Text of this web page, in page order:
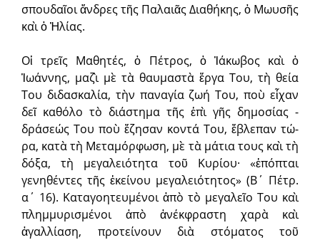
σπουδαῖοι ἄνδρες τῆς Παλαιᾶς Διαθήκης, ὁ Μωυσῆς
καὶ ὁ Ἠλίας.
Οἱ τρεῖς Μαθητές, ὁ Πέτρος, ὁ Ἰάκωβος καὶ ὁ
Ἰωάννης, μαζὶ μὲ τὰ θαυμαστὰ ἔργα Του, τὴ θεία
Του διδασκαλία, τὴν παναγία ζωή Του, ποὺ εἶχαν
δεῖ καθόλο τὸ διάστημα τῆς ἐπὶ γῆς δημοσίας ­
δράσεώς Του ποὺ ἔζησαν κοντά Του, ἔβλεπαν τώ­
ρα, κατὰ τὴ Μεταμόρφωση, μὲ τὰ μάτια τους καὶ τὴ
δόξα, τὴ μεγαλειότητα τοῦ Κυρίου· «ἐπόπται
γενηθέντες τῆς ἐκείνου μεγαλειότητος» (Β΄ Πέτρ.
α΄ 16). Καταγοητευμένοι ἀπὸ τὸ μεγαλεῖο Του καὶ
πλημμυρισμένοι ἀπὸ ἀνέκφραστη χαρὰ καὶ
ἀγαλλίαση, προτείνουν διὰ στόματος τοῦ